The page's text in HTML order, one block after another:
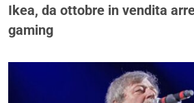
Ikea, da ottobre in vendita
gaming